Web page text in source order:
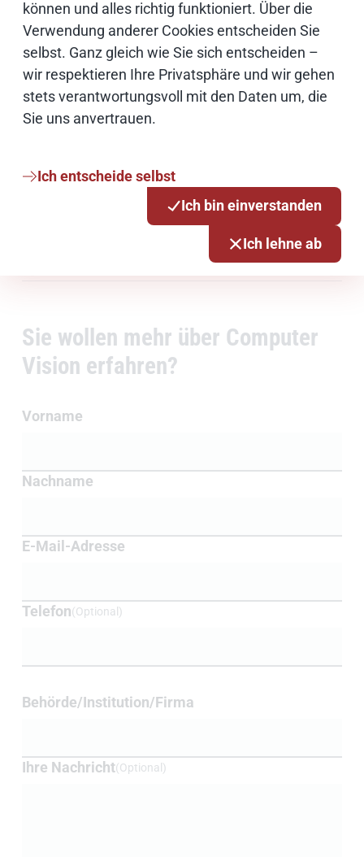
können und alles richtig funktioniert. Über die
Verwendung anderer Cookies entscheiden Sie
selbst. Ganz gleich wie Sie sich entscheiden –
wir respektieren Ihre Privatsphäre und wir gehen
stets verantwortungsvoll mit den Daten um, die
Sie uns anvertrauen.
Ich entscheide selbst
Ich bin einverstanden
Ich lehne ab
Mehr erfahren
Erfahren Sie im Artikel, wie der Photo Detective
den Museumsalltag bereichert:
Gruppenbild mit KI: Photo Detective im
Produktblatt Computer Vision PDF, 270 KB
Sie wollen mehr über Computer
Vision erfahren?
Adressdaten
Vorname
Nachname
E-Mail-Adresse
Telefon(Optional)
Details
Behörde/Institution/Firma
Ihre Nachricht(Optional)